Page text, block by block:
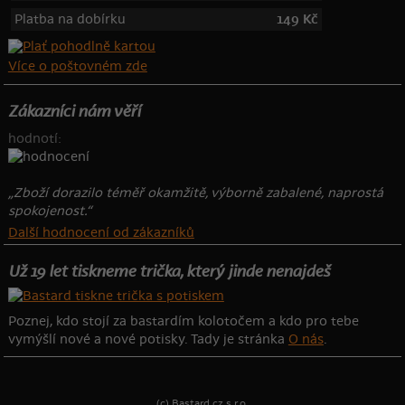
Platba na dobírku
149 Kč
Více o poštovném zde
Zákazníci nám věří
hodnotí:
„Zboží dorazilo téměř okamžitě, výborně zabalené, naprostá
spokojenost.“
Další hodnocení od zákazníků
Už 19 let tiskneme trička, který jinde nenajdeš
Poznej, kdo stojí za bastardím kolotočem a kdo pro tebe
vymýšlí nové a nové potisky. Tady je stránka O nás.